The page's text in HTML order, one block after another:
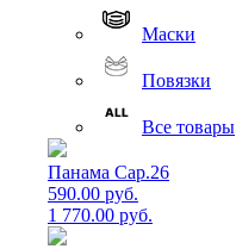
Маски
Повязки
Все товары
Панама Cap.26
590.00 руб.
1 770.00 руб.